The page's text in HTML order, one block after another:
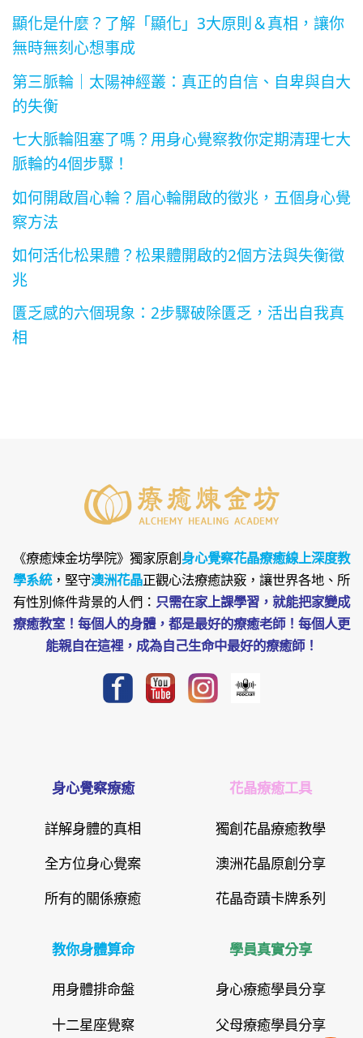
顯化是什麼？了解「顯化」3大原則＆真相，讓你
無時無刻心想事成
第三脈輪｜太陽神經叢：真正的自信、自卑與自大
的失衡
七大脈輪阻塞了嗎？用身心覺察教你定期清理七大
脈輪的4個步驟！
如何開啟眉心輪？眉心輪開啟的徵兆，五個身心覺
察方法
如何活化松果體？松果體開啟的2個方法與失衡徵
兆
匱乏感的六個現象：2步驟破除匱乏，活出自我真
相
《療癒煉金坊學院》 獨家原創身心覺察花晶療癒線上深度教
學系統，堅守澳洲花晶正觀心法療癒訣竅，讓世界各地、所
有性別條件背景的人們： 只需在家上課學習，就能把家變成
療癒教室！每個人的身體，都是最好的療癒老師！每個人更
能親自在這裡，成為自己生命中最好的療癒師！
身心覺察療癒
詳解身體的真相
全方位身心覺案
所有的關係療癒
花晶療癒工具
獨創花晶療癒教學
澳洲花晶原創分享
花晶奇蹟卡牌系列
教你身體算命
用身體排命盤
十二星座覺察
學員真實分享
身心療癒學員分享
父母療癒學員分享